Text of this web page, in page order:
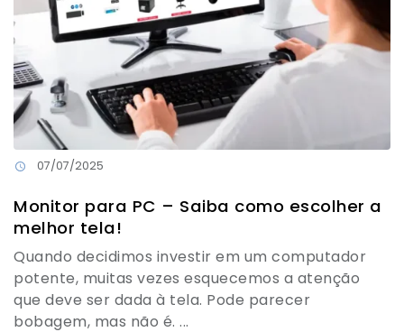
07/07/2025
Monitor para PC – Saiba como escolher a
melhor tela!
Quando decidimos investir em um computador
potente, muitas vezes esquecemos a atenção
que deve ser dada à tela. Pode parecer
bobagem, mas não é. ...